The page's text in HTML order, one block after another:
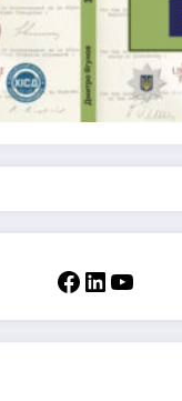
Facebook
LinkedIn
YouTube